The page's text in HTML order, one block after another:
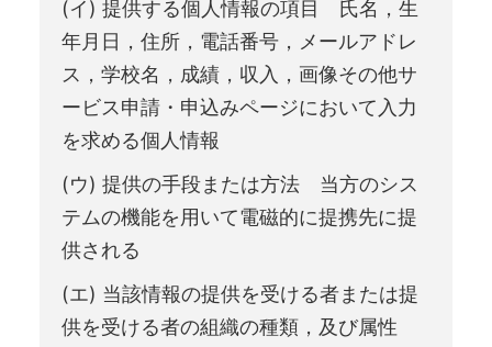
(イ) 提供する個人情報の項目 氏名，生
年月日，住所，電話番号，メールアドレ
ス，学校名，成績，収入，画像その他サ
ービス申請・申込みページにおいて入力
を求める個人情報
(ウ) 提供の手段または方法 当方のシス
テムの機能を用いて電磁的に提携先に提
供される
(エ) 当該情報の提供を受ける者または提
供を受ける者の組織の種類，及び属性